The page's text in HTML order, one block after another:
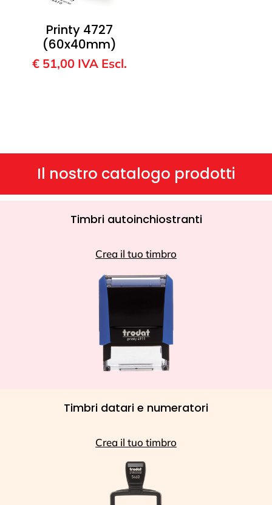
Printy 4727
(60x40mm)
€51,00 IVA Escl.
Il nostro catalogo prodotti
Timbri autoinchiostranti
Crea il tuo timbro
Timbri datari e numeratori
Crea il tuo timbro